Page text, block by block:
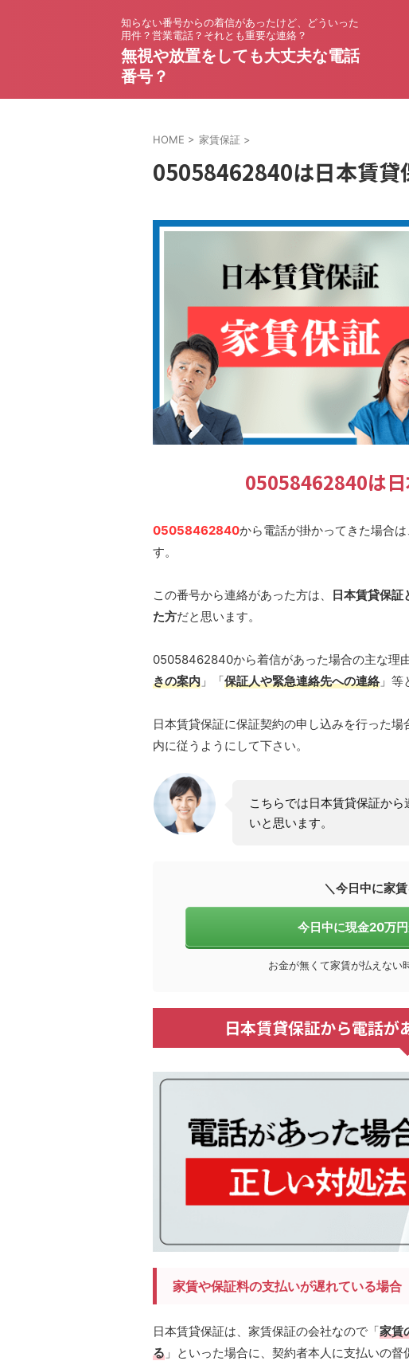
知らない番号からの着信があったけど、どういった
用件？営業電話？それとも重要な連絡？
無視や放置をしても大丈夫な電話
番号？
HOME > 家賃保証 >
05058462840は日本賃貸
05058462840は日
05058462840から電話が掛かってきた場合は
す。
この番号から連絡があった方は、 日本賃貸保
た方だと思います。
05058462840から着信があった場合の主な理
きの案内 」「保証人や緊急連絡先への連絡」等
日本賃貸保証に保証契約の申し込みを行った
内に従うようにして下さい。
こちらでは日本賃貸保証か
いと思います。
＼今日中に家
今日中に現金20万
お金が無くて家賃が払えない
日本賃貸保証から電話が
家賃や保証料の支払いが遅れている場合
日本賃貸保証は、家賃保証の会社なので「家賃
る 」といった場合に、契約者本人に支払いの督